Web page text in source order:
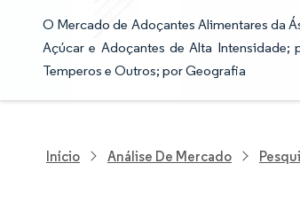
O Mercado de Adoçantes Alimentares da
Açúcar e Adoçantes de Alta
Temperos e Outros; por Geografia
Início Análise De Mercado